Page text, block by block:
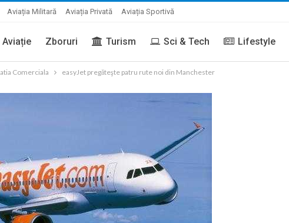
Aviația Militară Aviația Privată Aviația Sportivă
Aviație Zboruri Turism Sci & Tech Lifestyle
Comerciala easyJet pregăteşte patru rute noi din Manchester